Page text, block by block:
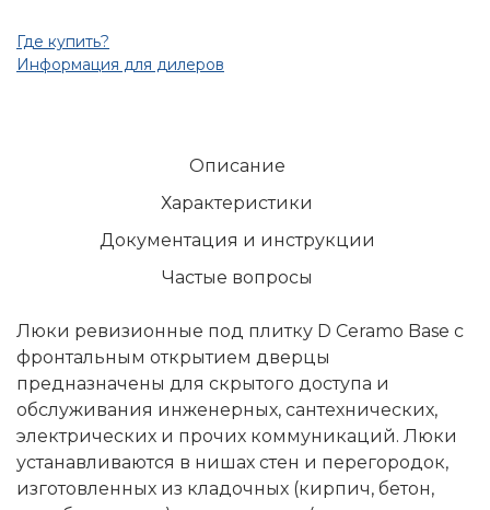
Где купить?
Информация для дилеров
Описание
Характеристики
Документация и инструкции
Частые вопросы
Люки ревизионные под плитку D Ceramo Base с
фронтальным открытием дверцы
предназначены для скрытого доступа и
обслуживания инженерных, сантехнических,
электрических и прочих коммуникаций. Люки
устанавливаются в нишах стен и перегородок,
изготовленных из кладочных (кирпич, бетон,